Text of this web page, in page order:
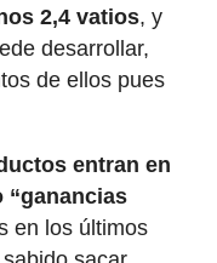
2,4 vatios, y
desarrollar,
de ellos pues
entran en
“ganancias
en los últimos